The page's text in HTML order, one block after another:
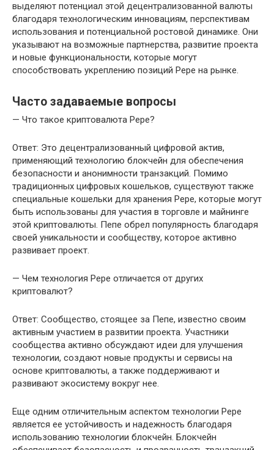
выделяют потенциал этой децентрализованной валюты
благодаря технологическим инновациям, перспективам
использования и потенциальной ростовой динамике. Они
указывают на возможные партнерства, развитие проекта
и новые функциональности, которые могут
способствовать укреплению позиций Pepe на рынке.
Часто задаваемые вопросы
— Что такое криптовалюта Pepe?
Ответ: Это децентрализованный цифровой актив,
применяющий технологию блокчейн для обеспечения
безопасности и анонимности транзакций. Помимо
традиционных цифровых кошельков, существуют также
специальные кошельки для хранения Pepe, которые могут
быть использованы для участия в торговле и майнинге
этой криптовалюты. Пепе обрел популярность благодаря
своей уникальности и сообществу, которое активно
развивает проект.
— Чем технология Pepe отличается от других
криптовалют?
Ответ: Сообщество, стоящее за Пепе, известно своим
активным участием в развитии проекта. Участники
сообщества активно обсуждают идеи для улучшения
технологии, создают новые продукты и сервисы на
основе криптовалюты, а также поддерживают и
развивают экосистему вокруг нее.
Еще одним отличительным аспектом технологии Pepe
является ее устойчивость и надежность благодаря
использованию технологии блокчейн. Блокчейн